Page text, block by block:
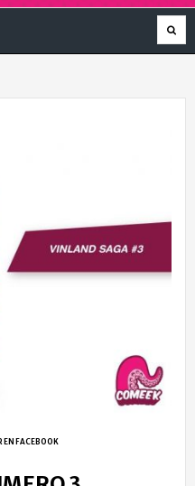
EN FACEBOOK